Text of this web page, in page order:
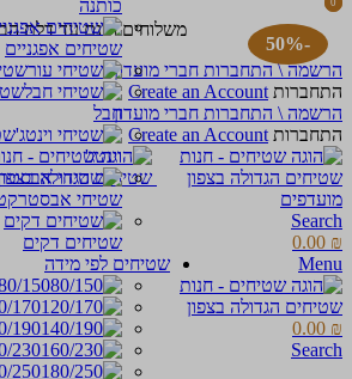
משלוחים חינם עד דלת
הרשמה \ התחברות חברי מועדון
התחברות Create an Account
הרשמה \ התחברות חברי מועדון
התחברות Create an Account
מועדפים
Search
0
0.00 ₪
Menu
0
0.00 ₪
Search
כותנה
שטיחים אפגניים
חבל
וינטג'
שטיחי
שטיחים דקים
שטיחים לפי מידה
150
170
190
230
250
-50%